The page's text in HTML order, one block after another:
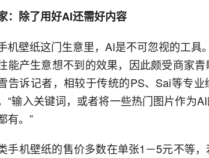
：除了用好AI还需好内容
机壁纸这门生意里，AI是不可忽视的工具
能产生意想不到的效果，因此颇受商家
告诉记者，相较于传统的PS、Sai等专
“输入关键词，或者将一些热门图片作为
有。”
手机壁纸的售价多数在单张1－5元不等